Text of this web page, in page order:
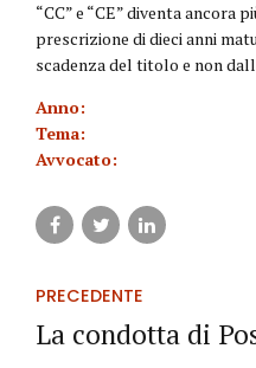
“CC” e “CE” diventa ancora
prescrizione di dieci anni
scadenza del titolo e non
Anno:
Tema:
Avvocato:
PRECEDENTE
La condotta di